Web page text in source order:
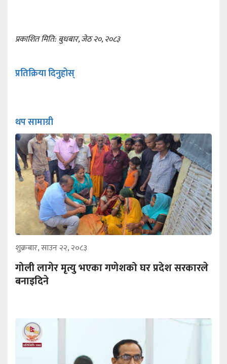
प्रकाशित मिति: बुधबार, जेठ २०, २०८३
प्रतिक्रिया दिनुहोस्
थप सामाग्री
शुक्रबार, साउन २२, २०८३
गोली लागेर मृत्यु भएका गणेशको घर प्रदेश सरकारले
बनाइदिने